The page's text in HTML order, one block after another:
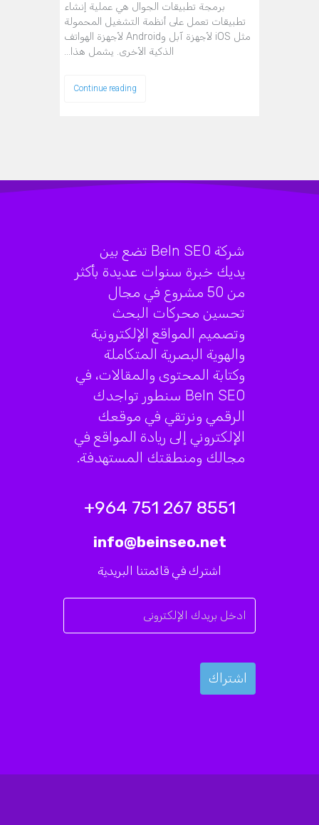
برمجة تطبيقات الجوال هي عملية إنشاء
تطبيقات تعمل على أنظمة التشغيل المحمولة
مثل iOS لأجهزة آبل وAndroid لأجهزة الهواتف
الذكية الأخرى. يشمل هذا…
Continue reading
شركة BeIn SEO تضع بين
يديك خبرة سنوات عديدة بأكثر
من 50 مشروع في مجال
تحسين محركات البحث
وتصميم المواقع الإلكترونية
والهوية البصرية المتكاملة
وكتابة المحتوى والمقالات، في
BeIn SEO سنطور تواجدك
الرقمي ونرتقي في موقعك
الإلكتروني إلى ريادة المواقع في
مجالك ومنطقتك المستهدفة.
8551 267 751 964+
info@beinseo.net
اشترك في قائمتنا البريدية